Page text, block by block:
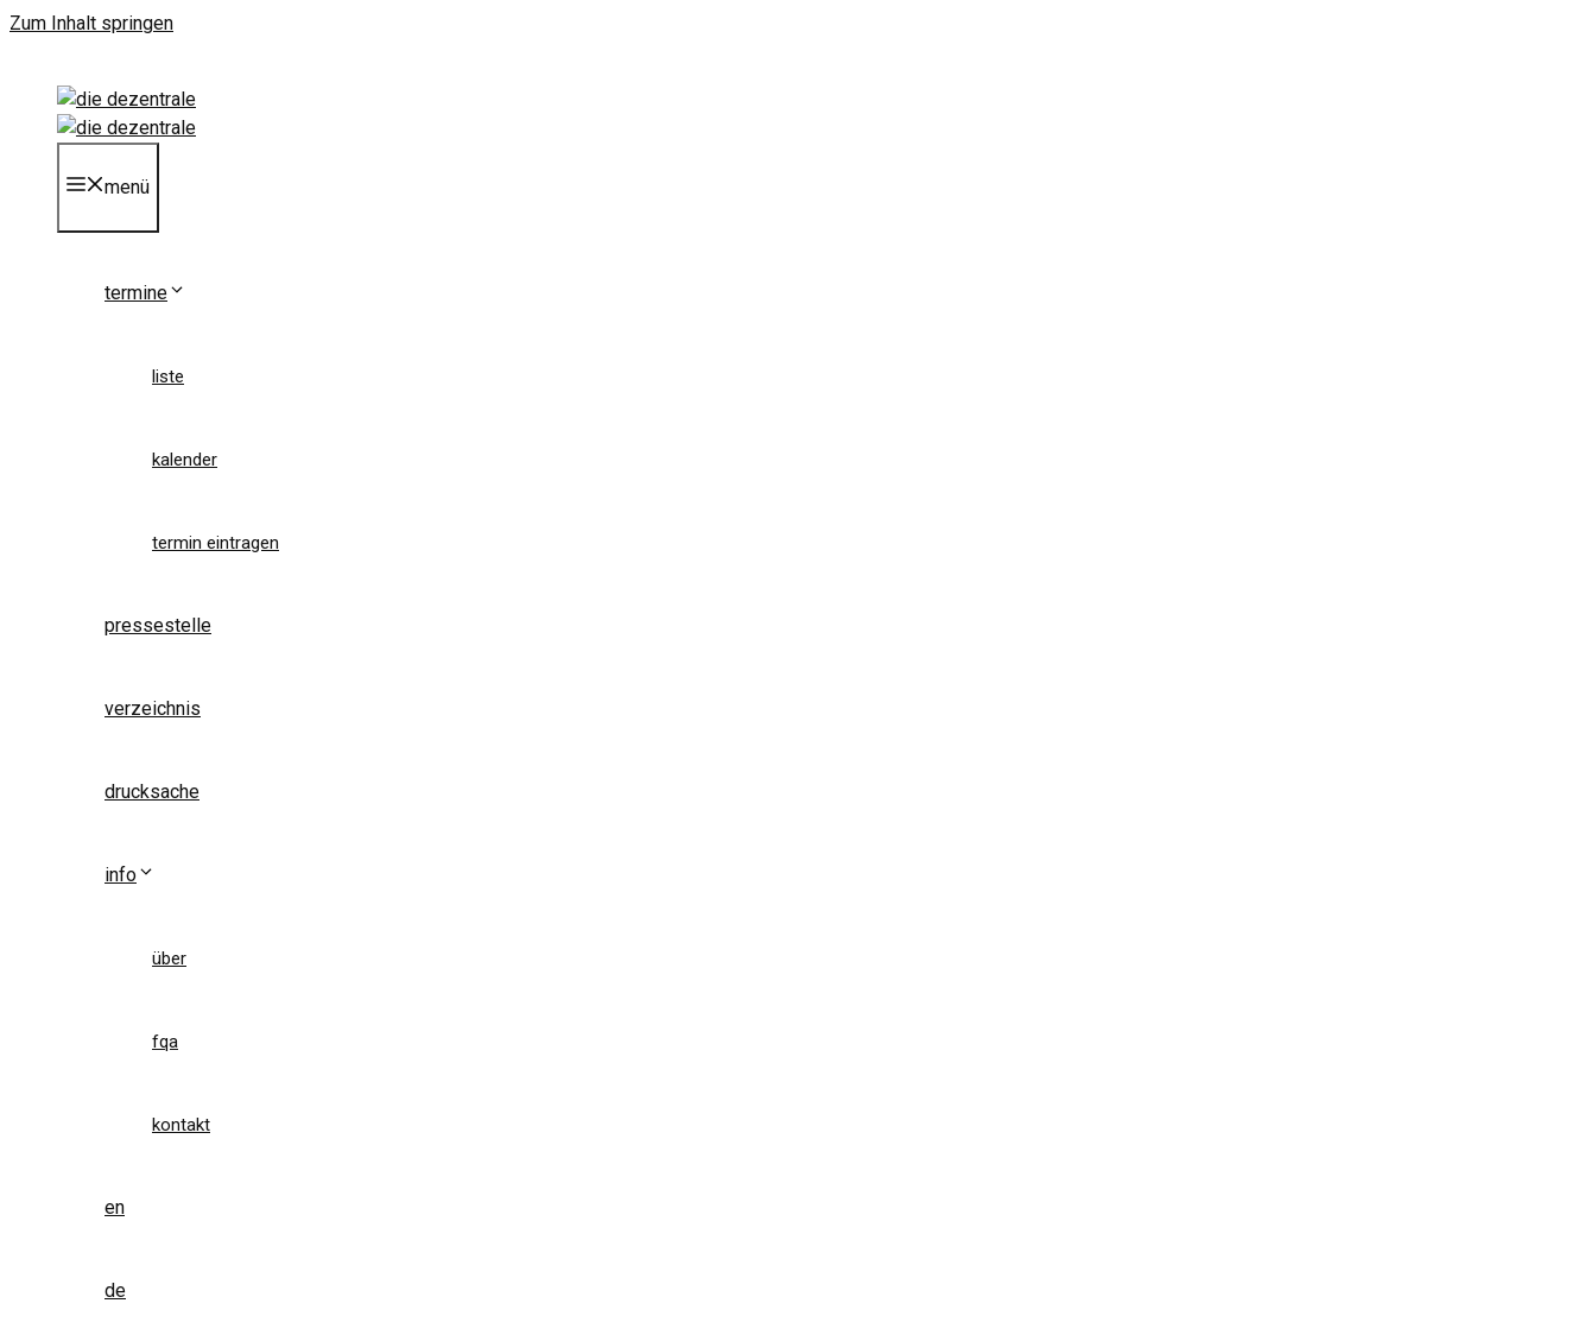
Zum Inhalt springen
menü
termine
liste
kalender
termin eintragen
pressestelle
verzeichnis
drucksache
info
über
fqa
kontakt
en
de